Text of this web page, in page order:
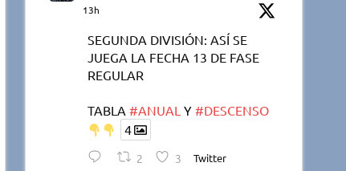
13h
SEGUNDA DIVISIÓN: ASÍ SE
JUEGA LA FECHA 13 DE FASE
REGULAR
TABLA#ANUAL Y#DESCENSO
4
2 3 Twitter